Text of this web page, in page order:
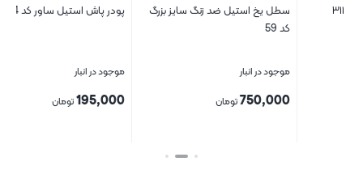
سطل یخ استیل ضد زنگ سایز بزرگ
موجود در انبار
750,000تومان
پودر پاش استیل ساور کد 14
موجود در انبار
تومان
بستن